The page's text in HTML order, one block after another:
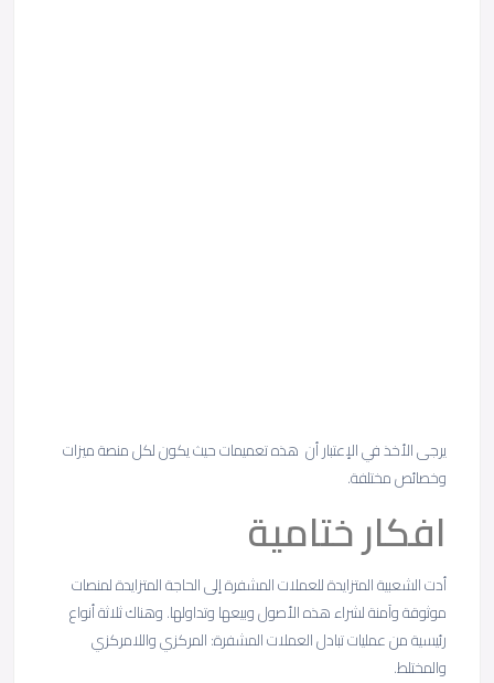
يرجى الأخذ في الإعتبار أن هذه تعميمات حيث يكون لكل منصة ميزات
وخصائص مختلفة.
افكار ختامية
أدت الشعبية المتزايدة للعملات المشفرة إلى الحاجة المتزايدة لمنصات
موثوقة وآمنة لشراء هذه الأصول وبيعها وتداولها. وهناك ثلاثة أنواع
رئيسية من عمليات تبادل العملات المشفرة: المركزي واللامركزي
والمختلط.